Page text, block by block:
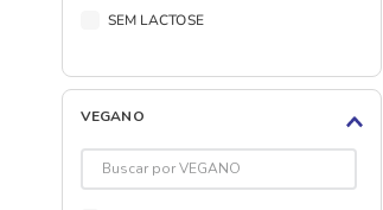
SEM LACTOSE
VEGANO